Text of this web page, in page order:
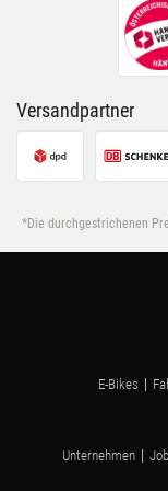
Nutzung der
Versandpartner
*Die durchgestrichenen
E-Bikes
Unternehmen